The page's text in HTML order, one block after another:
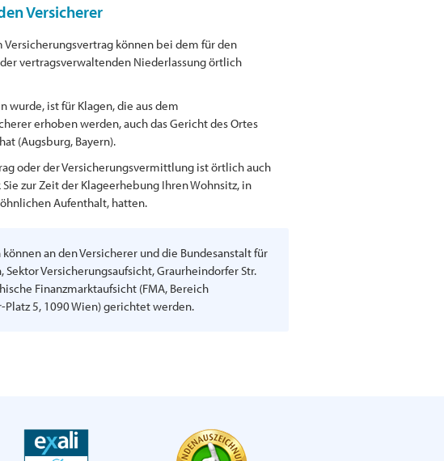
Versicherer
Versicherungsvertrag können bei dem für den
vertragsverwaltenden Niederlassung örtlich
wurde, ist für Klagen, die aus dem
erhoben werden, auch das Gericht des Ortes
(Augsburg, Bayern).
oder der Versicherungsvermittlung ist örtlich auch
zur Zeit der Klageerhebung Ihren Wohnsitz, in
Aufenthalt, hatten.
an den Versicherer und die Bundesanstalt für
Versicherungsaufsicht, Graurheindorfer Str.
Finanzmarktaufsicht (FMA, Bereich
5, 1090 Wien) gerichtet werden.